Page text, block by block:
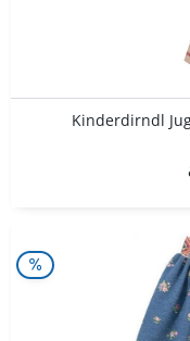
Kinderdirndl